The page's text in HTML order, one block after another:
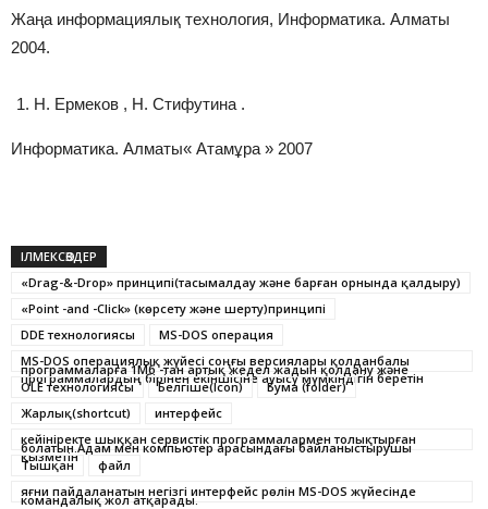
Жаңа информациялық технология, Информатика. Алматы
2004.
Н. Ермеков , Н. Стифутина .
Информатика. Алматы« Атамұра » 2007
ІЛМЕКСӨЗДЕР
«Drag-&-Drop» принципі(тасымалдау және барған орнында қалдыру)
«Point -and -Click» (көрсету және шерту)принципі
DDE технологиясы
MS-DOS операция
MS-DOS операциялық жүйесі соңғы версиялары қолданбалы
программаларға 1Mб -тан артық жедел жадын қолдану және
программалардың бірінен екіншісіне ауысу мүмкіндігін беретін
OLE технологиясы Белгіше(Icon)
Бума (folder)
Жарлық(shortcut)
интерфейс
кейініректе шыққан сервистік программалармен толықтырған
болатын.Адам мен компьютер арасындағы байланыстырушы
қызметін
Тышқан
файл
яғни пайдаланатын негізгі интерфейс рөлін MS-DOS жүйесінде
командалық жол атқарады.